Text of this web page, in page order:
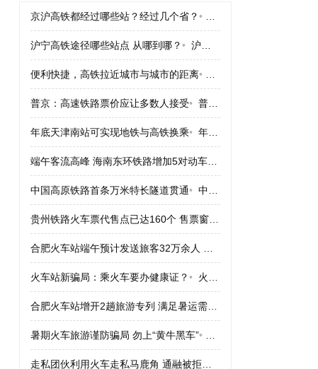
京沪高铁都经过哪些站？经过几个省？•
沪宁高铁途径哪些站点 从哪到哪？• 沪宁高铁途径哪些站点 从哪到哪？
便利快捷，高铁拉近城市与城市的距离•
普京：高速铁路票价应让多数人接受• 普京：高速铁路票价应让多数人接受
年底天津南站可实现地铁与高铁换乘• 年底天津南站可实现地铁与高铁换乘
中国高原铁路首条万米特长隧道贯通• 中国高原铁路首条万米特长隧道贯通
火车站新骗局：乘火车要办健康证？• 火车站新骗局：乘火车要办健康证？
暑期火车旅游谨防骗局 勿上“黄牛黑车”•